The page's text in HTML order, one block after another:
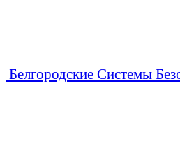
Белгородские Системы